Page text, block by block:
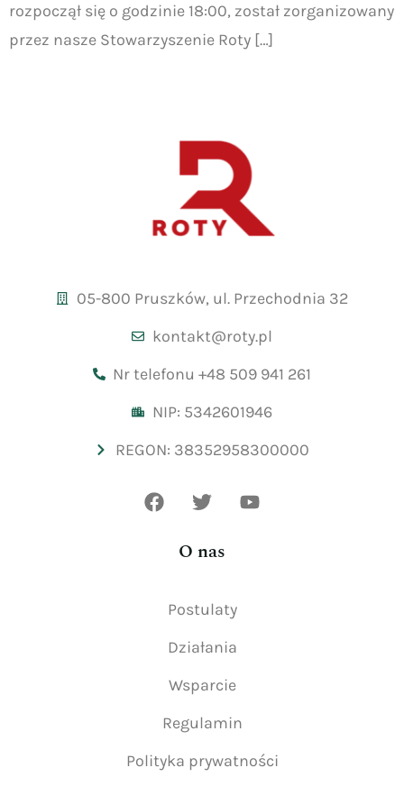
rozpoczął się o godzinie 18:00, został zorganizowany
przez nasze Stowarzyszenie Roty […]
05-800 Pruszków, ul. Przechodnia 32
kontakt@roty.pl
Nr telefonu +48 509 941 261
NIP: 5342601946
REGON: 38352958300000
O nas
Postulaty
Działania
Wsparcie
Regulamin
Polityka prywatności